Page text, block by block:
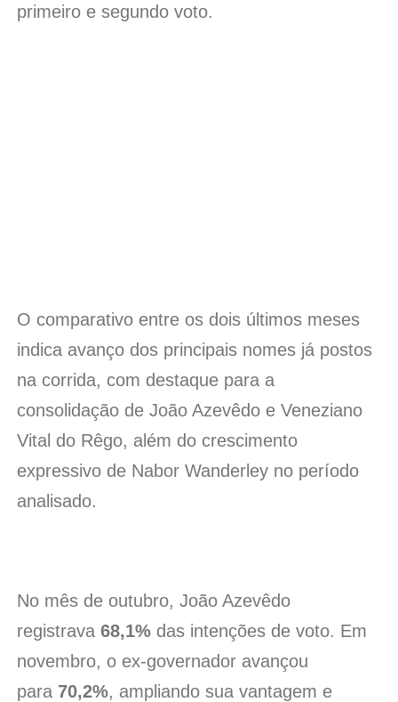
primeiro e segundo voto.
O comparativo entre os dois últimos meses
indica avanço dos principais nomes já postos
na corrida, com destaque para a
consolidação de João Azevêdo e Veneziano
Vital do Rêgo, além do crescimento
expressivo de Nabor Wanderley no período
analisado.
No mês de outubro, João Azevêdo
registrava 68,1%das intenções de voto. Em
novembro, o ex-governador avançou
para 70,2%, ampliando sua vantagem e